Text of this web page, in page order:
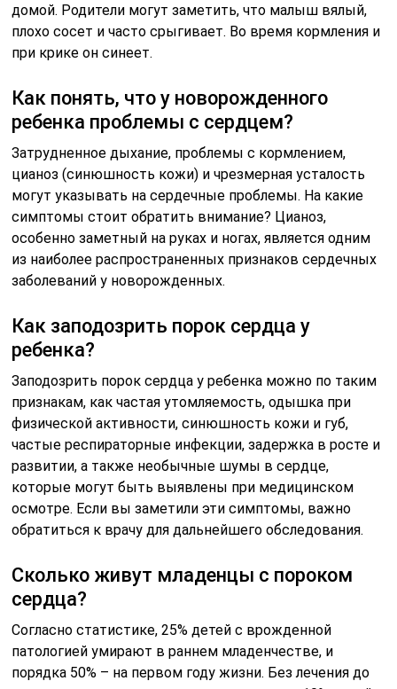
домой. Родители могут заметить, что малыш вялый,
плохо сосет и часто срыгивает. Во время кормления и
при крике он синеет.
Как понять, что у новорожденного
ребенка проблемы с сердцем?
Затрудненное дыхание, проблемы с кормлением,
цианоз (синюшность кожи) и чрезмерная усталость
могут указывать на сердечные проблемы. На какие
симптомы стоит обратить внимание? Цианоз,
особенно заметный на руках и ногах, является одним
из наиболее распространенных признаков сердечных
заболеваний у новорожденных.
Как заподозрить порок сердца у
ребенка?
Заподозрить порок сердца у ребенка можно по таким
признакам, как частая утомляемость, одышка при
физической активности, синюшность кожи и губ,
частые респираторные инфекции, задержка в росте и
развитии, а также необычные шумы в сердце,
которые могут быть выявлены при медицинском
осмотре. Если вы заметили эти симптомы, важно
обратиться к врачу для дальнейшего обследования.
Сколько живут младенцы с пороком
сердца?
Согласно статистике, 25% детей с врожденной
патологией умирают в раннем младенчестве, и
порядка 50% – на первом году жизни. Без лечения до